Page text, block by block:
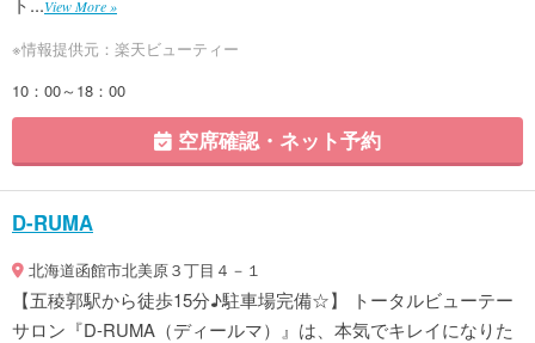
View More »
※情報提供元：楽天ビューティー
10：00～18：00
空席確認・ネット予約
D-RUMA
北海道函館市北美原３丁目４－１
【五稜郭駅から徒歩15分♪駐車場完備☆】 トータルビューテー
サロン『D-RUMA（ディールマ）』は、本気でキレイになりた